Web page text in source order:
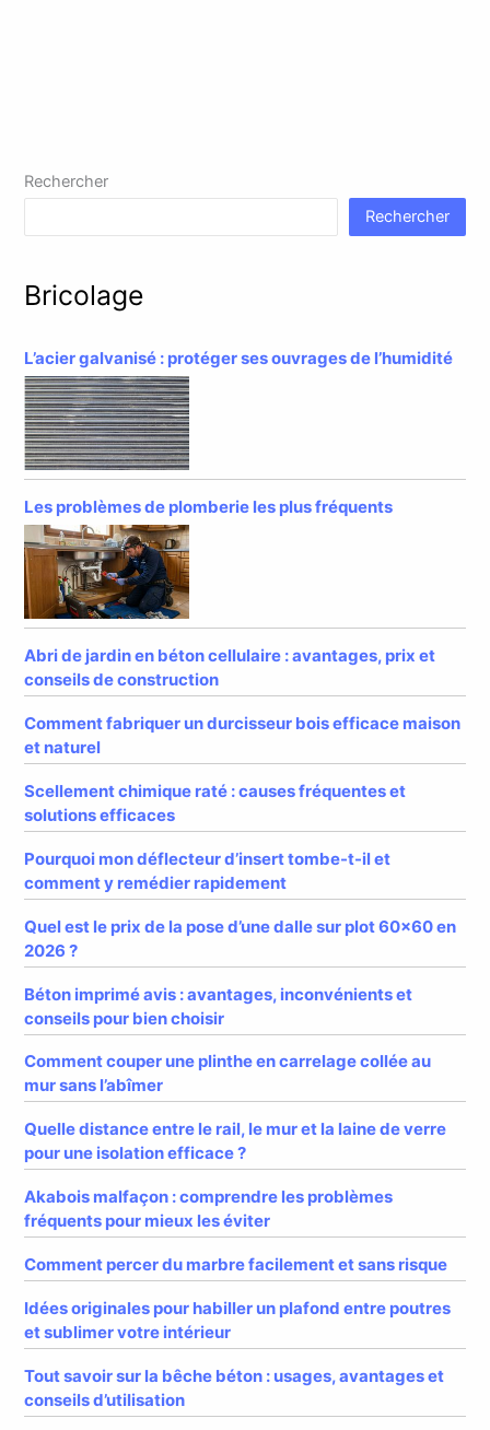
Rechercher
Rechercher
Bricolage
L’acier galvanisé : protéger ses ouvrages de l’humidité
Les problèmes de plomberie les plus fréquents
Abri de jardin en béton cellulaire : avantages, prix et
conseils de construction
Comment fabriquer un durcisseur bois efficace maison
et naturel
Scellement chimique raté : causes fréquentes et
solutions efficaces
Pourquoi mon déflecteur d’insert tombe-t-il et
comment y remédier rapidement
Quel est le prix de la pose d’une dalle sur plot 60×60 en
2026 ?
Béton imprimé avis : avantages, inconvénients et
conseils pour bien choisir
Comment couper une plinthe en carrelage collée au
mur sans l’abîmer
Quelle distance entre le rail, le mur et la laine de verre
pour une isolation efficace ?
Akabois malfaçon : comprendre les problèmes
fréquents pour mieux les éviter
Comment percer du marbre facilement et sans risque
Idées originales pour habiller un plafond entre poutres
et sublimer votre intérieur
Tout savoir sur la bêche béton : usages, avantages et
conseils d’utilisation